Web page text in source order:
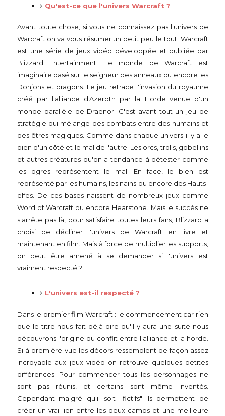
Qu'est-ce que l'univers Warcraft ?
Avant toute chose, si vous ne connaissez pas l'univers de
Warcraft on va vous résumer un petit peu le tout. Warcraft
est une série de jeux vidéo développée et publiée par
Blizzard Entertainment. Le monde de Warcraft est
imaginaire basé sur le seigneur des anneaux ou encore les
Donjons et dragons. Le jeu retrace l'invasion du royaume
créé par l'alliance d'Azeroth par la Horde venue d'un
monde parallèle de Draenor. C'est avant tout un jeu de
stratégie qui mélange des combats entre des humains et
des êtres magiques. Comme dans chaque univers il y a le
bien d'un côté et le mal de l'autre. Les orcs, trolls, gobellins
et autres créatures qu'on a tendance à détester comme
les ogres représentent le mal. En face, le bien est
représenté par les humains, les nains ou encore des Hauts-
elfes. De ces bases naissent de nombreux jeux comme
Word of Warcraft ou encore Hearstone. Mais le succès ne
s'arrête pas là, pour satisfaire toutes leurs fans, Blizzard a
choisi de décliner l'univers de Warcraft en livre et
maintenant en film. Mais à force de multiplier les supports,
on peut être amené à se demander si l'univers est
vraiment respecté ?
L'univers est-il respecté ?
Dans le premier film Warcraft : le commencement car rien
que le titre nous fait déjà dire qu'il y aura une suite nous
découvrons l'origine du conflit entre l'alliance et la horde.
Si à première vue les décors ressemblent de façon assez
incroyable aux jeux vidéo on retrouve quelques petites
différences. Pour commencer tous les personnages ne
sont pas réunis, et certains sont même inventés.
Cependant malgré qu'il soit "fictifs" ils permettent de
créer un vrai lien entre les deux camps et une meilleure